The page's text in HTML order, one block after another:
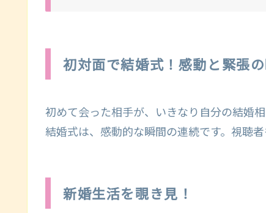
初対面で結婚式！感動と緊張
初めて会った相手が、いきなり自分の結婚
結婚式は、感動的な瞬間の連続です。視聴
新婚生活を覗き見！